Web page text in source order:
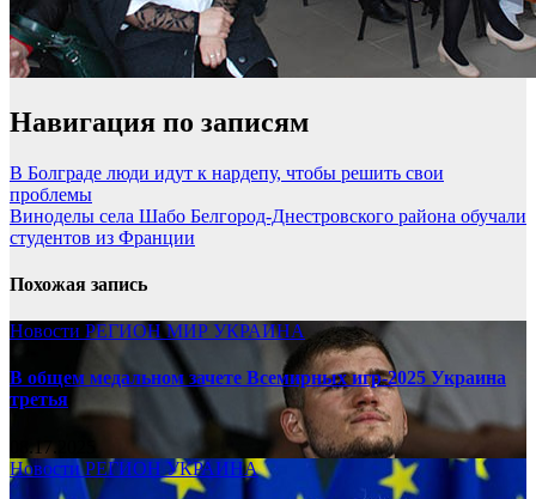
Навигация по записям
В Болграде люди идут к нардепу, чтобы решить свои
проблемы
Виноделы села Шабо Белгород-Днестровского района обучали
студентов из Франции
Похожая запись
Новости РЕГИОНМИР УКРАИНА
В общем медальном зачете Всемирных игр-2025 Украина
третья
08.17.2025
НовостиРЕГИОНУКРАИНА